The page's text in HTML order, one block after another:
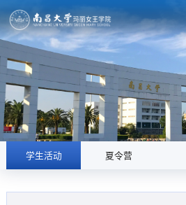
学生活动 夏令营